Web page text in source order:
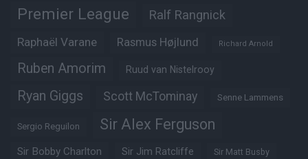
Premier League Ralf Rangnick
Raphaël Varane Rasmus Højlund Richard Arnold
Ruben Amorim Ruud van Nistelrooy
Ryan Giggs Scott McTominay Senne Lammens
Sergio Reguilon Sir Alex Ferguson
Sir Bobby Charlton Sir Jim Ratcliffe Sir Matt Busby